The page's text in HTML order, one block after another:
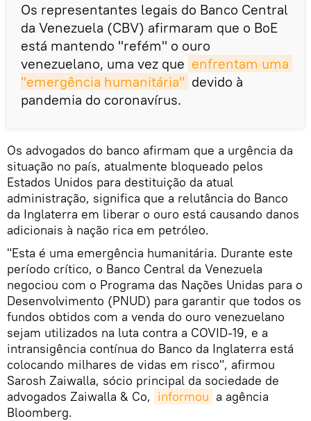
Os representantes legais do Banco Central
da Venezuela (CBV) afirmaram que o BoE
está mantendo "refém" o ouro
venezuelano, uma vez que enfrentam uma
"emergência humanitária" devido à
pandemia do coronavírus.
Os advogados do banco afirmam que a urgência da
situação no país, atualmente bloqueado pelos
Estados Unidos para destituição da atual
administração, significa que a relutância do Banco
da Inglaterra em liberar o ouro está causando danos
adicionais à nação rica em petróleo.
"Esta é uma emergência humanitária. Durante este
período crítico, o Banco Central da Venezuela
negociou com o Programa das Nações Unidas para o
Desenvolvimento (PNUD) para garantir que todos os
fundos obtidos com a venda do ouro venezuelano
sejam utilizados na luta contra a COVID-19, e a
intransigência contínua do Banco da Inglaterra está
colocando milhares de vidas em risco", afirmou
Sarosh Zaiwalla, sócio principal da sociedade de
advogados Zaiwalla & Co, informou a agência
Bloomberg.